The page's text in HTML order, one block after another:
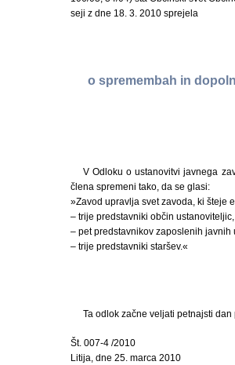
seji z dne 18. 3. 2010 sprejela
o spremembah in
V Odloku o ustanovitvi javnega
člena spremeni tako, da se glasi:
»Zavod upravlja svet zavoda, ki šteje
– trije predstavniki občin
– pet predstavnikov zaposlenih javnih
– trije predstavniki staršev.«
Ta odlok začne veljati petnajsti
Št. 007-4 /2010
Litija, dne 25. marca 2010